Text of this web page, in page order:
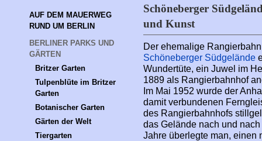
AUF DEM MAUERWEG
RUND UM BERLIN
BERLINER PARKS UND
GÄRTEN
Britzer Garten
Tulpenblüte im Britzer
Garten
Botanischer Garten
Gärten der Welt
Tiergarten
Schöneberger
und Kunst
Der ehemalige
Schöneberger Südgelände
Wundertüte, ein Juwel im
1889 als Rangierbahnhof
Im Mai 1952 wurde der
damit verbundenen
des Rangierbahnhofs
das Gelände nach und
Jahre überlegte man, einen